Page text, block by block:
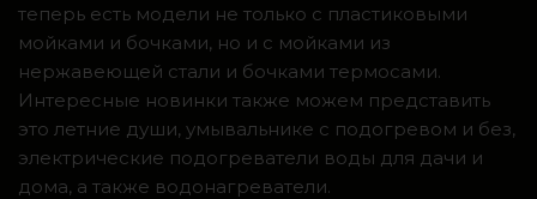
теперь есть модели не только с пластиковыми
мойками и бочками, но и с мойками из
нержавеющей стали и бочками термосами.
Интересные новинки также можем представить
это летние души, умывальнике с подогревом и без,
электрические подогреватели воды для дачи и
дома, а также водонагреватели.